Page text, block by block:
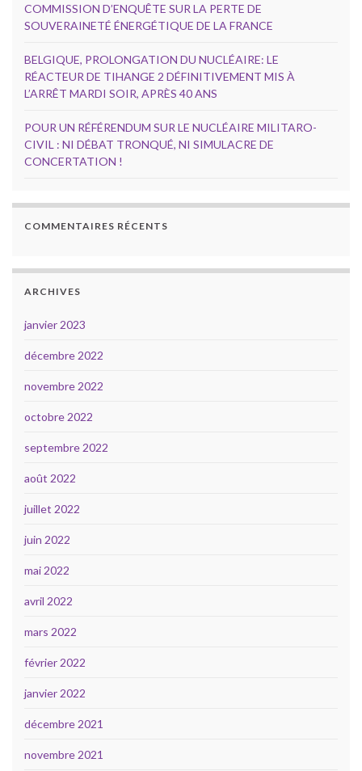
COMMISSION D’ENQUÊTE SUR LA PERTE DE
SOUVERAINETÉ ÉNERGÉTIQUE DE LA FRANCE
BELGIQUE, PROLONGATION DU NUCLÉAIRE: LE
RÉACTEUR DE TIHANGE 2 DÉFINITIVEMENT MIS À
L’ARRÊT MARDI SOIR, APRÈS 40 ANS
POUR UN RÉFÉRENDUM SUR LE NUCLÉAIRE MILITARO-
CIVIL : NI DÉBAT TRONQUÉ, NI SIMULACRE DE
CONCERTATION !
COMMENTAIRES RÉCENTS
ARCHIVES
janvier 2023
décembre 2022
novembre 2022
octobre 2022
septembre 2022
août 2022
juillet 2022
juin 2022
mai 2022
avril 2022
mars 2022
février 2022
janvier 2022
décembre 2021
novembre 2021